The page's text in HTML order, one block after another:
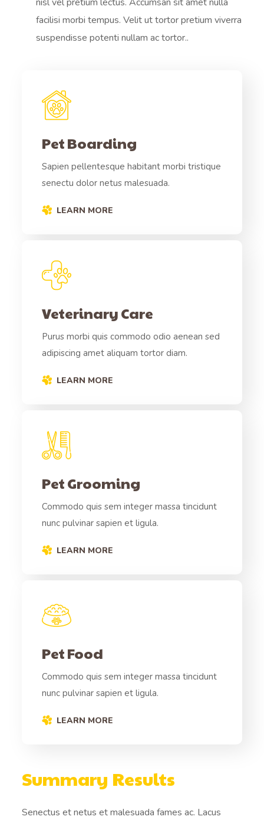
facilisi morbi tempus. Velit ut tortor pretium viverra
suspendisse potenti nullam ac tortor..
Pet Boarding
Sapien pellentesque habitant morbi tristique
senectu dolor netus malesuada.
LEARN MORE
Veterinary Care
Purus morbi quis commodo odio aenean sed
adipiscing amet aliquam tortor diam.
LEARN MORE
Pet Grooming
Commodo quis sem integer massa tincidunt
nunc pulvinar sapien et ligula.
LEARN MORE
Pet Food
Commodo quis sem integer massa tincidunt
nunc pulvinar sapien et ligula.
LEARN MORE
Summary Results
Senectus et netus et malesuada fames ac. Lacus